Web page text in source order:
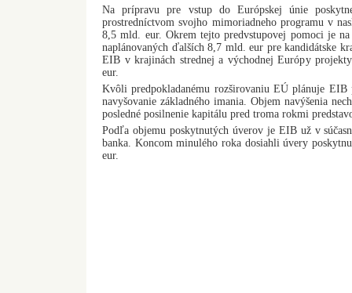
Na prípravu pre vstup do Európskej únie
prostredníctvom svojho mimoriadneho programu v
8,5 mld. eur. Okrem tejto predvstupovej pomoci je
naplánovaných ďalších 8,7 mld. eur pre kandidátske
EIB v krajinách strednej a východnej Európy
eur.
Kvôli predpokladanému rozširovaniu EÚ plánuje EIB
navyšovanie základného imania. Objem navýšenia
posledné posilnenie kapitálu pred troma rokmi
Podľa objemu poskytnutých úverov je EIB už v
banka. Koncom minulého roka dosiahli úvery
eur.